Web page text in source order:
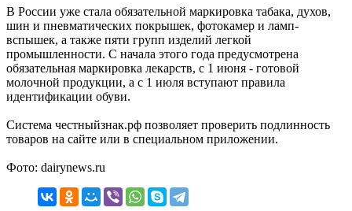
В России уже стала обязательной маркировка табака, духов,
шин и пневматических покрышек, фотокамер и ламп-
вспышек, а также пяти групп изделий легкой
промышленности. С начала этого года предусмотрена
обязательная маркировка лекарств, с 1 июня - готовой
молочной продукции, а с 1 июля вступают правила
идентификации обуви.
Система честныйзнак.рф позволяет проверить подлинность
товаров на сайте или в специальном приложении.
Фото: dairynews.ru